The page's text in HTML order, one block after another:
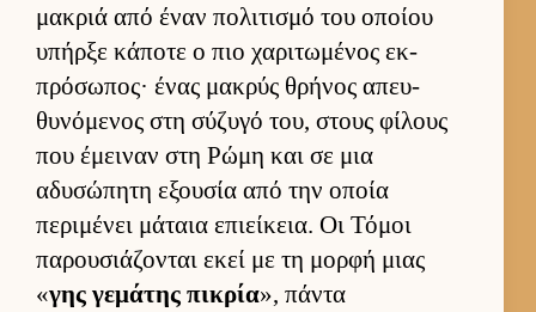
μακριά από έναν πολιτισμό του οποίου
υπήρξε κάποτε ο πιο χαριτωμένος εκ­
πρόσωπος· ένας μακρύς θρήνος απευ­
θυνόμενος στη σύζυγό του, στους φίλους
που έμει­ναν στη Ρώμη και σε μια
αδυσώπητη εξου­σία από την οποία
περιμένει μάταια επιεί­κεια. Οι Τόμοι
παρου­σιάζονται εκεί με τη μορφή μιας
«γης γεμάτης πικρία», πάντα